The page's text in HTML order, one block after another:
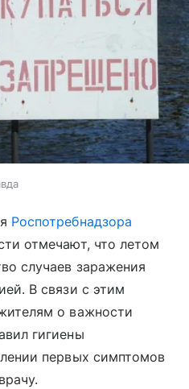
Роспотребнадзора
отмечают, что летом
случаев заражения
В связи с этим
о важности
гигиены
первых симптомов